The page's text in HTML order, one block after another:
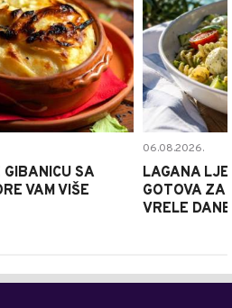
SA
VAM VIŠE
06.08.2026.
LAGANA
GOTOVA ZA
VRELE DANE